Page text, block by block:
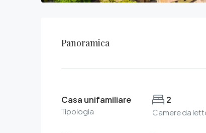
Panoramica
Casa unifamiliare
Tipologia
2
Camere da